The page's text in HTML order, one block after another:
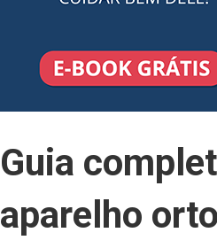
Guia
aparelho